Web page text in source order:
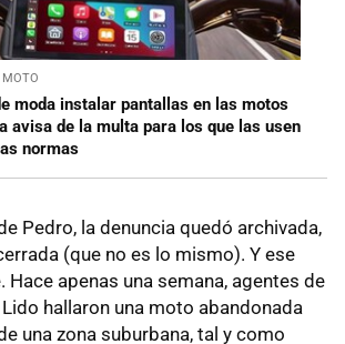
MOTO
moda instalar pantallas en las motos
avisa de la multa para los que las usen
normas
Pedro, la denuncia quedó archivada,
(que no es lo mismo). Y ese
Hace apenas una semana, agentes de
hallaron una moto abandonada
una zona suburbana, tal y como